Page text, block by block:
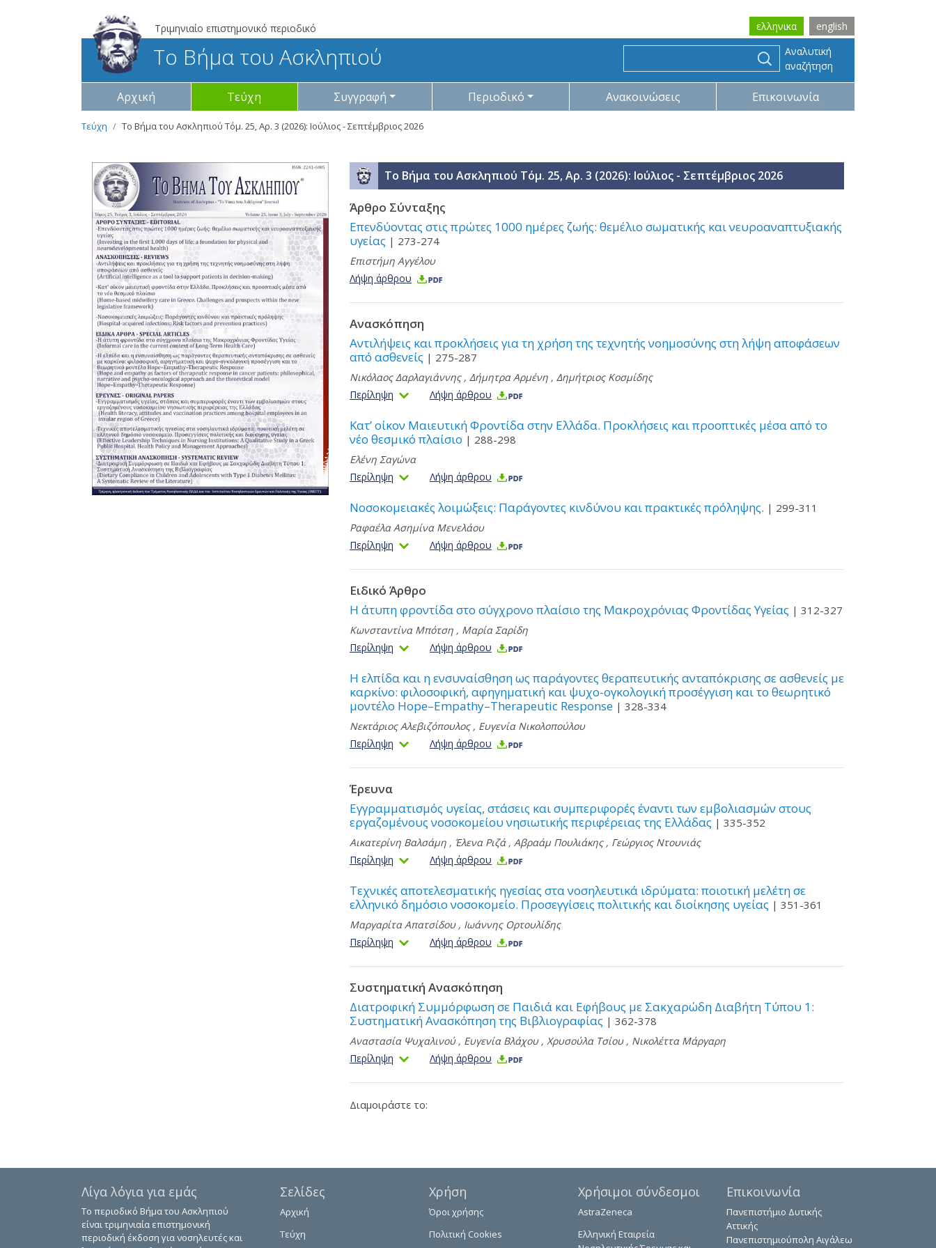
Τριμηνιαίο επιστημονικό περιοδικό ελληνικα english
Το Βήμα του Ασκληπιού
Αναλυτική
αναζήτηση
Αρχική Τεύχη Συγγραφή Περιοδικό Ανακοινώσεις Επικοινωνία
Τεύχη Το Βήμα του Ασκληπιού Τόμ. 25, Αρ. 3 (2026): Ιούλιος - Σεπτέμβριος 2026
Το Βήμα του Ασκληπιού Τόμ. 25, Αρ. 3 (2026): Ιούλιος - Σεπτέμβριος 2026
Άρθρο Σύνταξης
Επενδύοντας στις πρώτες 1000 ημέρες ζωής: θεμέλιο σωματικής και νευροαναπτυξιακής
υγείας | 273-274
Επιστήμη Αγγέλου
Λήψη άρθρου
Ανασκόπηση
Αντιλήψεις και προκλήσεις για τη χρήση της τεχνητής νοημοσύνης στη λήψη αποφάσεων
από ασθενείς | 275-287
Νικόλαος Δαρλαγιάννης, Δήμητρα Αρμένη, Δημήτριος Κοσμίδης
Περίληψη
Λήψη άρθρου
Κατ’ οίκον Μαιευτική Φροντίδα στην Ελλάδα. Προκλήσεις και προοπτικές μέσα από το
νέο θεσμικό πλαίσιο | 288-298
Ελένη Σαγώνα
Περίληψη
Λήψη άρθρου
Νοσοκομειακές λοιμώξεις: Παράγοντες κινδύνου και πρακτικές πρόληψης. | 299-311
Ραφαέλα Ασημίνα Μενελάου
Περίληψη
Λήψη άρθρου
Ειδικό Άρθρο
Η άτυπη φροντίδα στο σύγχρονο πλαίσιο της Μακροχρόνιας Φροντίδας Υγείας | 312-327
Κωνσταντίνα Μπότση, Μαρία Σαρίδη
Περίληψη
Λήψη άρθρου
Η ελπίδα και η ενσυναίσθηση ως παράγοντες θεραπευτικής ανταπόκρισης σε ασθενείς με
καρκίνο: φιλοσοφική, αφηγηματική και ψυχο-ογκολογική προσέγγιση και το θεωρητικό
μοντέλο Hope–Empathy–Therapeutic Response | 328-334
Νεκτάριος Αλεβιζόπουλος, Ευγενία Νικολοπούλου
Περίληψη
Λήψη άρθρου
Έρευνα
Εγγραμματισμός υγείας, στάσεις και συμπεριφορές έναντι των εμβολιασμών στους
εργαζομένους νοσοκομείου νησιωτικής περιφέρειας της Ελλάδας | 335-352
Αικατερίνη Βαλσάμη, Έλενα Ριζά, Αβραάμ Πουλιάκης, Γεώργιος Ντουνιάς
Περίληψη
Λήψη άρθρου
Τεχνικές αποτελεσματικής ηγεσίας στα νοσηλευτικά ιδρύματα: ποιοτική μελέτη σε
ελληνικό δημόσιο νοσοκομείο. Προσεγγίσεις πολιτικής και διοίκησης υγείας | 351-361
Μαργαρίτα Απατσίδου, Ιωάννης Ορτουλίδης
Περίληψη
Λήψη άρθρου
Συστηματική Ανασκόπηση
Διατροφική Συμμόρφωση σε Παιδιά και Εφήβους με Σακχαρώδη Διαβήτη Τύπου 1:
Συστηματική Ανασκόπηση της Βιβλιογραφίας | 362-378
Αναστασία Ψυχαλινού, Ευγενία Βλάχου, Χρυσούλα Τσίου, Νικολέττα Μάργαρη
Περίληψη
Λήψη άρθρου
Διαμοιράστε το:
Λίγα λόγια για εμάς
Το περιοδικό Βήμα του Ασκληπιού
είναι τριμηνιαία επιστημονική
περιοδική έκδοση για νοσηλευτές και
Σελίδες
Αρχική
Τεύχη
Χρήση
Όροι χρήσης
Πολιτική Cookies
Χρήσιμοι σύνδεσμοι
AstraZeneca
Ελληνική Εταιρεία
Επικοινωνία
Πανεπιστήμιο Δυτικής
Αττικής
Πανεπιστημιούπολη Αιγάλεω